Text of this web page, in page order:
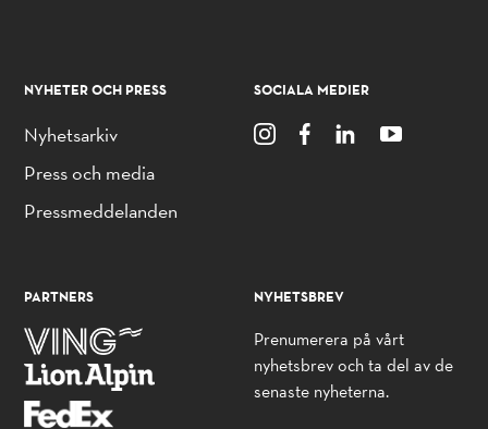
NYHETER OCH PRESS
Nyhetsarkiv
Press och media
Pressmeddelanden
SOCIALA MEDIER
PARTNERS NYHETSBREV
Prenumerera på vårt
nyhetsbrev och ta del av de
senaste nyheterna.